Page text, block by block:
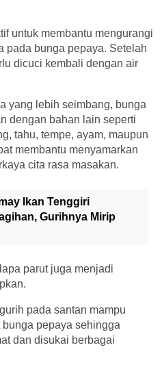
untuk membantu mengurangi
pada bunga pepaya. Setelah
dicuci kembali dengan air
yang lebih seimbang, bunga
dengan bahan lain seperti
tahu, tempe, ayam, maupun
membantu menyamarkan
cita rasa masakan.
Ikan Tenggiri
Gurihnya Mirip
parut juga menjadi
pada santan mampu
pepaya sehingga
dan disukai berbagai